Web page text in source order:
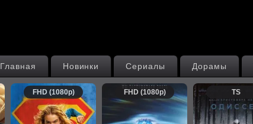
Дорамы
Сериалы
Новинки
Главная
FHD (1080p) FHD (1080p) TS